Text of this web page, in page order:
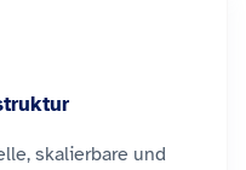
skalierbare und